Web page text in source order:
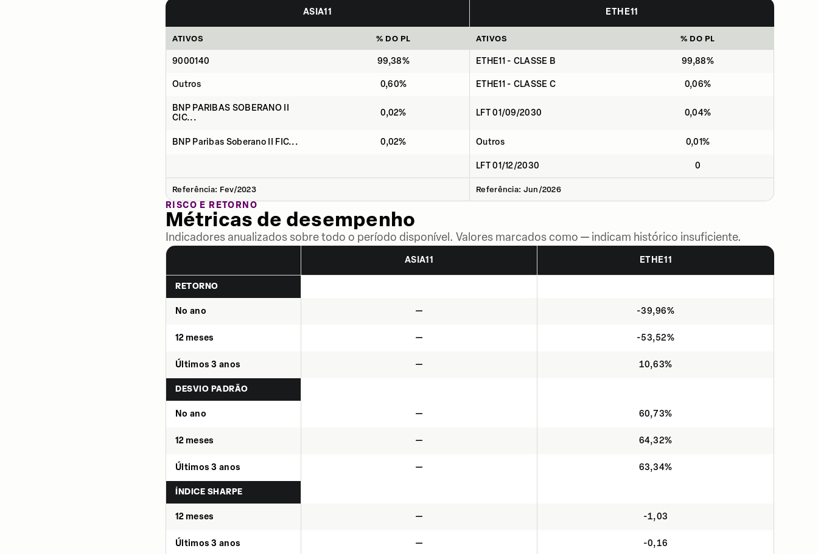
ASIA11 ETHE11
ATIVOS % DO PL ATIVOS % DO PL
9000140 99,38% ETHE11 - CLASSE B 99,88%
Outros 0,60% ETHE11 - CLASSE C 0,06%
BNP PARIBAS SOBERANO II
CIC...
0,02% LFT 01/09/2030 0,04%
BNP Paribas Soberano II FIC... 0,02% Outros 0,01%
LFT 01/12/2030 0
Referência: Fev/2023 Referência: Jun/2026
RISCO E RETORNO
Métricas de desempenho
Indicadores anualizados sobre todo o período disponível. Valores marcados como — indicam histórico insuficiente.
ASIA11 ETHE11
RETORNO
No ano — -39,96%
12 meses — -53,52%
Últimos 3 anos — 10,63%
DESVIO PADRÃO
No ano — 60,73%
12 meses — 64,32%
Últimos 3 anos — 63,34%
ÍNDICE SHARPE
12 meses — -1,03
Últimos 3 anos — -0,16